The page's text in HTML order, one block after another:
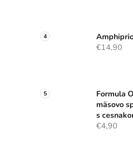
€14,90
Formula
mäsovo
s
€4,90